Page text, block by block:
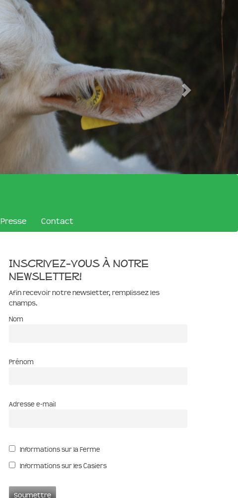
Presse Contact
Inscrivez-vous à notre
newsletter!
Afin recevoir notre newsletter, remplissez les
champs.
Nom
Prénom
Adresse e-mail
Informations sur la Ferme
Informations sur les Casiers